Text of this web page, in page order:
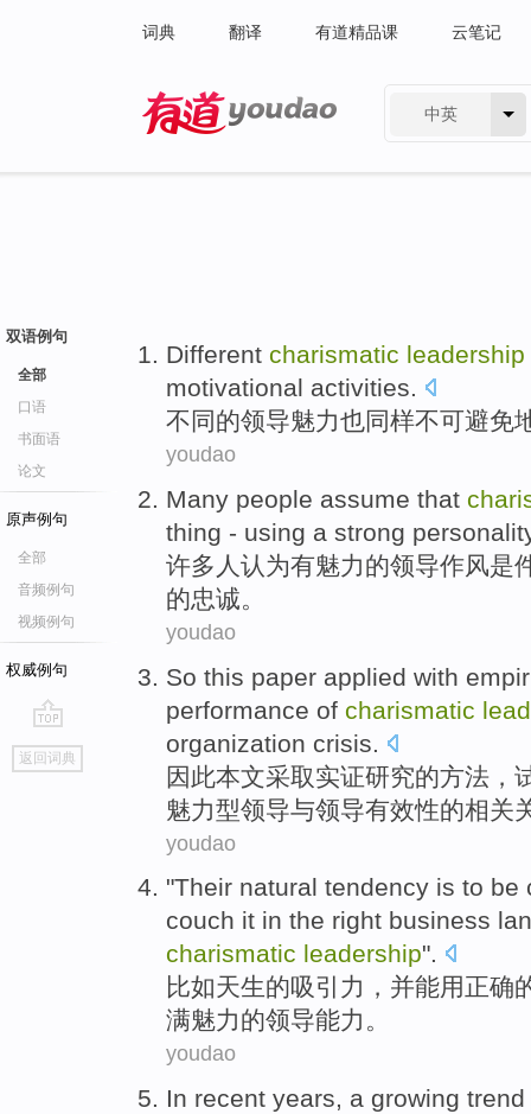
词典 翻译 有道精品课 云笔记
中英
双语例句
全部
口语
书面语
论文
原声例句
全部
音频例句
视频例句
权威例句
go
top
返回词典
Different charismatic leadership
motivational activities.
不同的领导魅力也同样不可避免
youdao
Many people assume that
thing - using a strong
许多 人 认为有魅力的领导作风是
的忠诚。
youdao
So this paper applied with
performance of charismatic
organization crisis
因此本文采取实证研究的方法，
魅力型领导与领导有效性的相关
youdao
"Their natural tendency is to be
couch it in the right business
charismatic leadership".
比如天生的吸引力 ， 并能用正确
满魅力的领导能力。
youdao
In recent years, a growing trend